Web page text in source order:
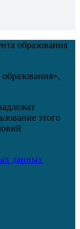
образования
этого
данных